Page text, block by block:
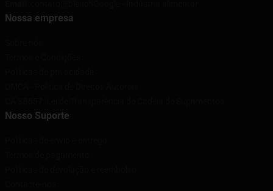
Nossa empresa
Nosso Suporte